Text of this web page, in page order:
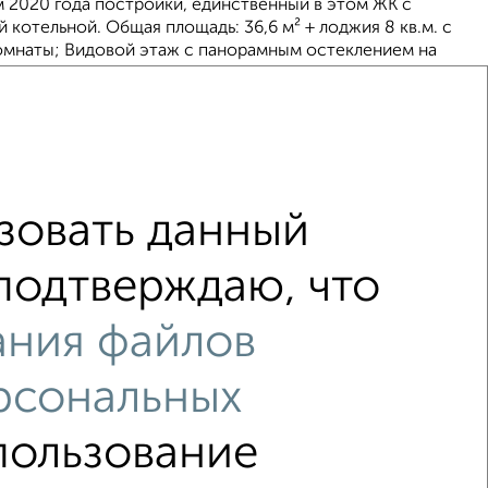
2020 года постройки, единственный в этом ЖК с
котельной. Общая площадь: 36,6 м² + лоджия 8 кв.м. с
Видовой этаж с панорамным остеклением на
Михалицына не первый этаж
с центральным отоплением
данный
что
файлов